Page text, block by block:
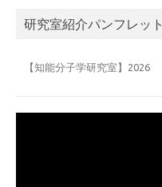
研究室紹介パンフレット
【知能分子学研究室】2026